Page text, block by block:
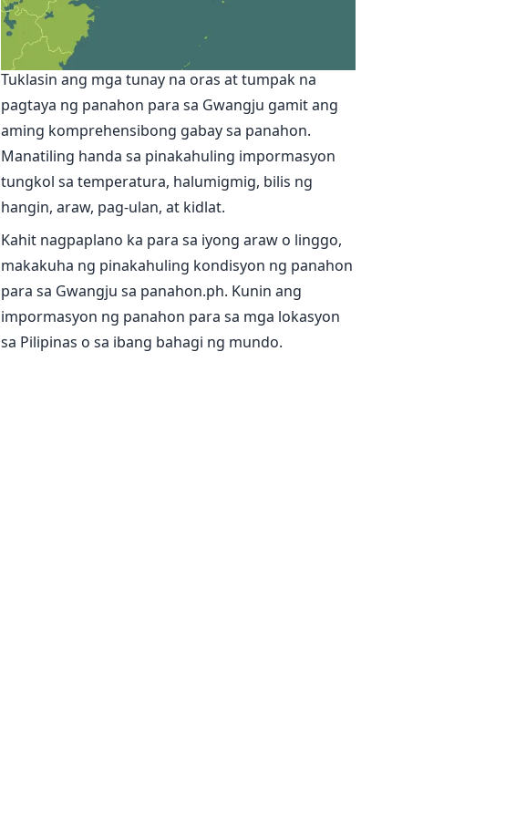
Ang lagay ng panahon sa Gwangju
Tuklasin ang mga tunay na oras at tumpak na
pagtaya ng panahon para sa Gwangju gamit ang
aming komprehensibong gabay sa panahon.
Manatiling handa sa pinakahuling impormasyon
tungkol sa temperatura, halumigmig, bilis ng
hangin, araw, pag-ulan, at kidlat.
Kahit nagpaplano ka para sa iyong araw o linggo,
makakuha ng pinakahuling kondisyon ng panahon
para sa Gwangju sa panahon.ph. Kunin ang
impormasyon ng panahon para sa mga lokasyon
sa Pilipinas o sa ibang bahagi ng mundo.